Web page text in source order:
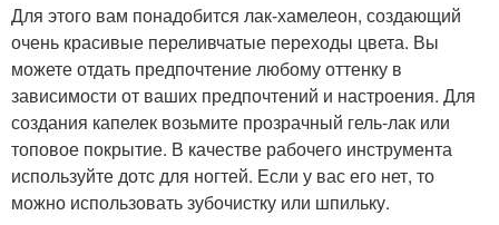
Для этого вам понадобится лак-хамелеон, создающий
очень красивые переливчатые переходы цвета. Вы
можете отдать предпочтение любому оттенку в
зависимости от ваших предпочтений и настроения. Для
создания капелек возьмите прозрачный гель-лак или
топовое покрытие. В качестве рабочего инструмента
используйте дотс для ногтей. Если у вас его нет, то
можно использовать зубочистку или шпильку.